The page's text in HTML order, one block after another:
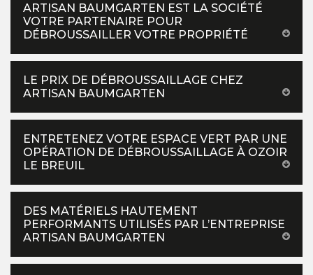
ARTISAN BAUMGARTEN EST LA SOCIÉTÉ
VOTRE PARTENAIRE POUR
DÉBROUSSAILLER VOTRE PROPRIÉTÉ
LE PRIX DE DÉBROUSSAILLAGE CHEZ
ARTISAN BAUMGARTEN
ENTRETENEZ VOTRE ESPACE VERT PAR UNE
OPÉRATION DE DÉBROUSSAILLAGE À OZOIR
LE BREUIL
DES MATÉRIELS HAUTEMENT
PERFORMANTS UTILISÉS PAR L’ENTREPRISE
ARTISAN BAUMGARTEN